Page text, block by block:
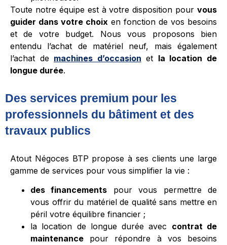
Toute notre équipe est à votre disposition pour vous
guider dans votre choix en fonction de vos besoins
et de votre budget. Nous vous proposons bien
entendu l’achat de matériel neuf, mais également
l’achat de machines d’occasion et la location de
longue durée.
Des services premium pour les
professionnels du bâtiment et des
travaux publics
Atout Négoces BTP propose à ses clients une large
gamme de services pour vous simplifier la vie :
des financements pour vous permettre de
vous offrir du matériel de qualité sans mettre en
péril votre équilibre financier ;
la location de longue durée avec contrat de
maintenance pour répondre à vos besoins